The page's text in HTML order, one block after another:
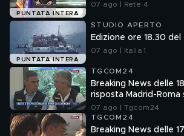
PUNTATA INTERA
07 ago | Rete 4
PUNTATA INTERA
STUDIO APERTO
Edizione ore 18.30
07 ago | Italia 1
TGCOM24
Breaking News delle
risposta Madrid-Roma
07 ago | Tgcom24
TGCOM24
Breaking News delle